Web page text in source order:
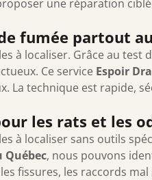
une réparation
fumée partout
à localiser. Grâce au test
Ce service Espoir
La technique est rapide,
les rats et les
à localiser sans outils
Québec, nous pouvons
fissures, les raccords